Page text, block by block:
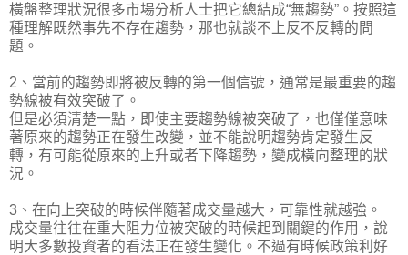
橫盤整理狀況很多市場分析人士把它總結成“無趨勢”。按照這
種理解既然事先不存在趨勢，那也就談不上反不反轉的問
題。
2、當前的趨勢即將被反轉的第一個信號，通常是最重要的趨
勢線被有效突破了。
但是必須清楚一點，即使主要趨勢線被突破了，也僅僅意味
著原來的趨勢正在發生改變，並不能說明趨勢肯定發生反
轉，有可能從原來的上升或者下降趨勢，變成橫向整理的狀
況。
3、在向上突破的時候伴隨著成交量越大，可靠性就越強。
成交量往往在重大阻力位被突破的時候起到關鍵的作用，說
明大多數投資者的看法正在發生變化。不過有時候政策利好